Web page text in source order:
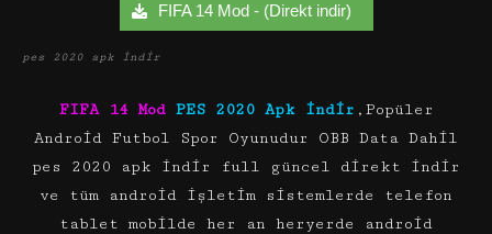
FIFA 14 Mod - (Direkt indir)
pes 2020 apk indir
FIFA 14 ModPES 2020 Apk indir ,Popüler
Android Futbol Spor Oyunudur OBB Data Dahil
pes 2020 apk indir full güncel direkt indir
ve tüm android işletim sistemlerde telefon
tablet mobilde her an heryerde android